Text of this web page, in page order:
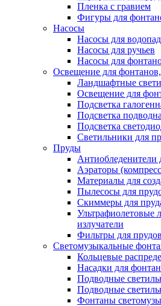
Пленка с гравием
Фигуры для
Насосы
Насосы для
Насосы для ручьев
Насосы для
Освещение для
Ландшафтные
Освещение для
Подсветка
Подсветка
Подсветка
Светильники для
Пруды
Антиобледенители
Аэраторы
Материалы для
Пылесосы для
Скиммеры для
Ультрафиолетовые
излучатели
Фильтры для прудов
Светомузыкальные
Кольцевые
Насадки для
Подводные
Подводные
Фонтаны